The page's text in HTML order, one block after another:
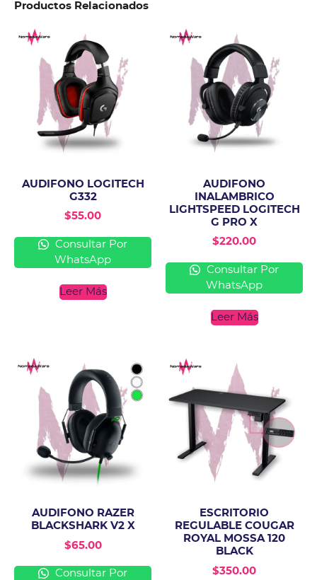
Productos Relacionados
AUDIFONO LOGITECH
G332
$55.00
Consultar Por
WhatsApp
Leer Más
AUDIFONO
INALAMBRICO
LIGHTSPEED LOGITECH
G PRO X
$220.00
Consultar Por
WhatsApp
Leer Más
AUDIFONO RAZER
BLACKSHARK V2 X
$65.00
Consultar Por
ESCRITORIO
REGULABLE COUGAR
ROYAL MOSSA 120
BLACK
$350.00